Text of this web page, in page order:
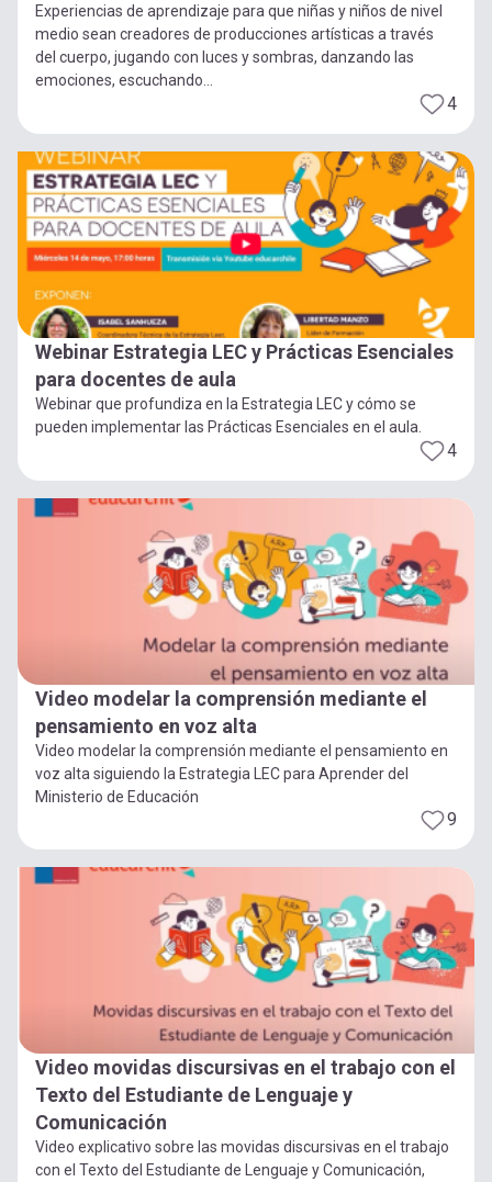
Experiencias de aprendizaje para que niñas y niños de nivel
medio sean creadores de producciones artísticas a través
del cuerpo, jugando con luces y sombras, danzando las
emociones, escuchando...
4
Webinar Estrategia LEC y Prácticas Esenciales
para docentes de aula
Webinar que profundiza en la Estrategia LEC y cómo se
pueden implementar las Prácticas Esenciales en el aula.
4
Video modelar la comprensión mediante el
pensamiento en voz alta
Video modelar la comprensión mediante el pensamiento en
voz alta siguiendo la Estrategia LEC para Aprender del
Ministerio de Educación
9
Video movidas discursivas en el trabajo con el
Texto del Estudiante de Lenguaje y
Comunicación
Video explicativo sobre las movidas discursivas en el trabajo
con el Texto del Estudiante de Lenguaje y Comunicación,